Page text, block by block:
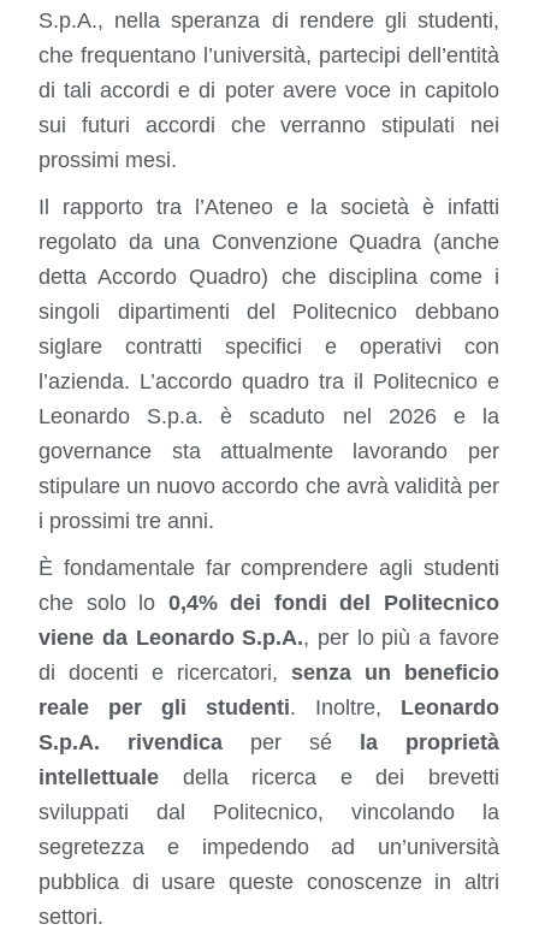
S.p.A., nella speranza di rendere gli studenti,
che frequentano l’università, partecipi dell’entità
di tali accordi e di poter avere voce in capitolo
sui futuri accordi che verranno stipulati nei
prossimi mesi.
Il rapporto tra l’Ateneo e la società è infatti
regolato da una Convenzione Quadra (anche
detta Accordo Quadro) che disciplina come i
singoli dipartimenti del Politecnico debbano
siglare contratti specifici e operativi con
l’azienda. L’accordo quadro tra il Politecnico e
Leonardo S.p.a. è scaduto nel 2026 e la
governance sta attualmente lavorando per
stipulare un nuovo accordo che avrà validità per
i prossimi tre anni.
È fondamentale far comprendere agli studenti
che solo lo 0,4% dei fondi del Politecnico
viene da Leonardo S.p.A., per lo più a favore
di docenti e ricercatori, senza un beneficio
reale per gli studenti. Inoltre, Leonardo
S.p.A. rivendica per sé
la proprietà
intellettuale della ricerca e dei brevetti
sviluppati dal Politecnico, vincolando la
segretezza e impedendo ad un’università
pubblica di usare queste conoscenze in altri
settori.